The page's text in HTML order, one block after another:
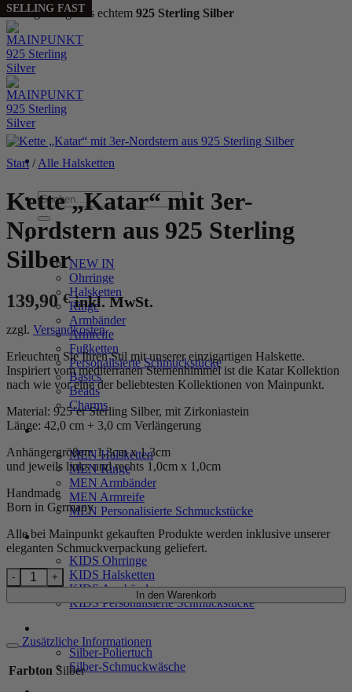
Handgefertigt aus echtem 925 Sterling Silber
Zum
Inhalt
springen
Suchen
nach:
WOMEN
NEW IN
Ohrringe
Halsketten
Ringe
Armbänder
Armreife
Fußketten
Personalisierte Schmuckstücke
Basics
Beads
Charms
MEN
MEN Halsketten
MEN Ringe
MEN Armbänder
MEN Armreife
MEN Personalisierte Schmuckstücke
KIDS
KIDS Ohrringe
KIDS Halsketten
KIDS Armbänder
KIDS Personalisierte Schmuckstücke
Silber-Poliertuch
Silber-Schmuckwäsche
Start / Alle Halsketten
Kette „Katar“ mit 3er-
Nordstern aus 925 Sterling
Silber
139,90€ inkl. MwSt.
zzgl. Versandkosten
Erleuchten Sie Ihren Stil mit unserer einzigartigen Halskette.
Inspiriert vom mediterranen Sternenhimmel ist die Katar Kollektion
nach wie vor eine der beliebtesten Kollektionen von Mainpunkt.
Material: 925’er Sterling Silber, mit Zirkoniastein
Länge: 42,0 cm + 3,0 cm Verlängerung
Anhängergrößen: 1,3cm x 1,3cm
und jeweils links und rechts 1,0cm x 1,0cm
Handmade
Born in Germany
Alle bei Mainpunkt gekauften Produkte werden inklusive unserer
eleganten Schmuckverpackung geliefert.
Kette „Katar“ mit 3er-Nordstern aus 925 Sterling Silber Menge
In den Warenkorb
Zusätzliche Informationen
Farbton Silber
SELLING FAST